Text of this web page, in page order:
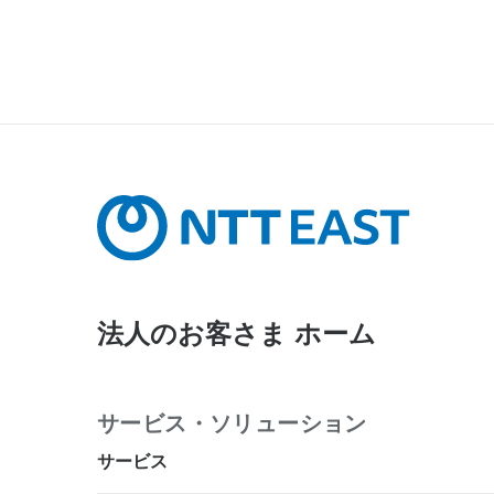
法人のお客さま ホーム
サービス・ソリューション
サービス